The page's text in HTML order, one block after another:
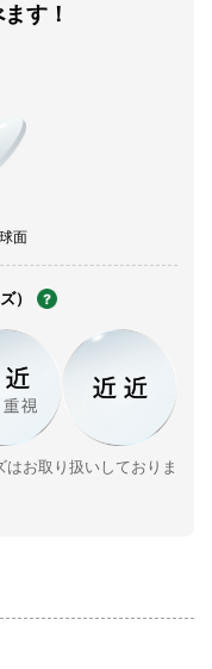
す！
面
）
お取り扱いしておりま